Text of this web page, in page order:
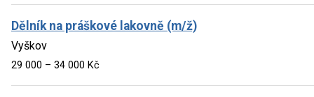
Dělník na práškové lakovně (m/ž)
Vyškov
29 000 – 34 000 Kč